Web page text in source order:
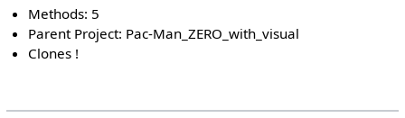
Methods: 5
Parent Project: Pac-Man_ZERO_with_visual
Clones !